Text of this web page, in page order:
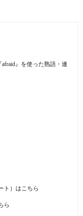
』を使った熟語・連
ト）はこちら
ら